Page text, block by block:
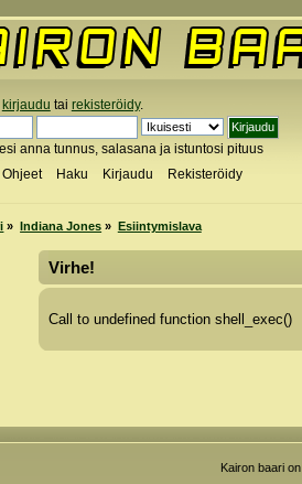
kirjaudu tai rekisteröidy.
anna tunnus, salasana ja istuntosi pituus
Ohjeet Haku Kirjaudu Rekisteröidy
» Indiana Jones » Esiintymislava
Virhe!
Call to undefined function shell_exec()
Kairon baari on